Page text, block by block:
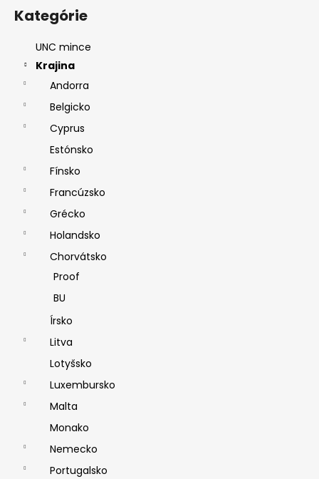
Kategórie
UNC mince
Krajina
Andorra
Belgicko
Cyprus
Estónsko
Fínsko
Francúzsko
Grécko
Holandsko
Chorvátsko
Proof
BU
Írsko
Litva
Lotyšsko
Luxembursko
Malta
Monako
Nemecko
Portugalsko